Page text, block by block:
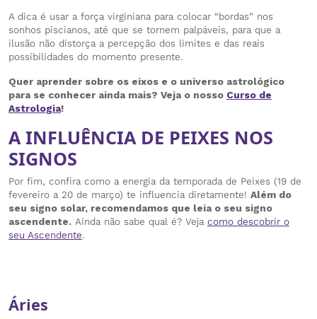
A dica é usar a força virginiana para colocar “bordas” nos
sonhos piscianos, até que se tornem palpáveis, para que a
ilusão não distorça a percepção dos limites e das reais
possibilidades do momento presente.
Quer aprender sobre os eixos e o universo astrológico
para se conhecer ainda mais? Veja o nosso Curso de
Astrologia!
A INFLUÊNCIA DE PEIXES NOS
SIGNOS
Por fim, confira como a energia da temporada de Peixes (19 de
fevereiro a 20 de março) te influencia diretamente! Além do
seu signo solar, recomendamos que leia o seu signo
ascendente. Ainda não sabe qual é? Veja como descobrir o
seu Ascendente.
Áries